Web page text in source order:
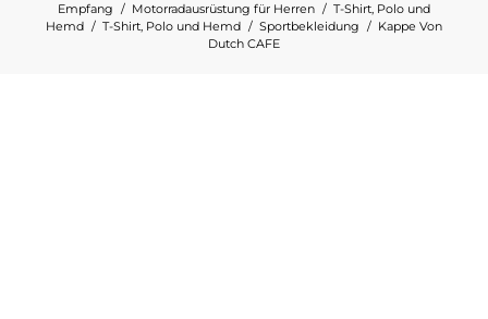
Empfang Motorradausrüstung für Herren
T-Shirt, Polo und
Hemd
T-Shirt, Polo und Hemd Sportbekleidung
Kappe Von
Dutch CAFE